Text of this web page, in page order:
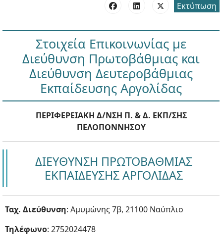
Εκτύπωση
Στοιχεία Επικοινωνίας με
Διεύθυνση Πρωτοβάθμιας και
Διεύθυνση Δευτεροβάθμιας
Εκπαίδευσης Αργολίδας
ΠΕΡΙΦΕΡΕΙΑΚΗ Δ/ΝΣΗ Π. & Δ. ΕΚΠ/ΣΗΣ
ΠΕΛΟΠΟΝΝΗΣΟΥ
ΔΙΕΥΘΥΝΣΗ ΠΡΩΤΟΒΑΘΜΙΑΣ
ΕΚΠΑΙΔΕΥΣΗΣ ΑΡΓΟΛΙΔΑΣ
Ταχ. Διεύθυνση: Αμυμώνης 7β, 21100 Ναύπλιο
Τηλέφωνο: 2752024478